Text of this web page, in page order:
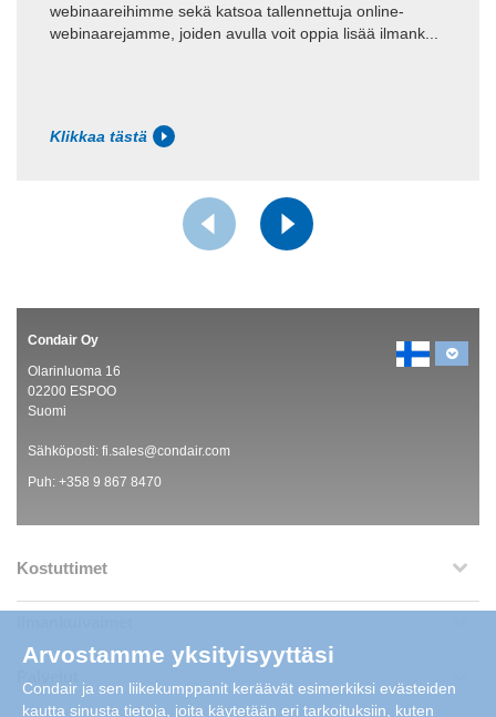
webinaareihimme sekä katsoa tallennettuja online-
webinaarejamme, joiden avulla voit oppia lisää ilmank...
Klikkaa tästä
Condair Oy
Olarinluoma 16
02200 ESPOO
Suomi
Sähköposti: fi.sales@condair.com
Puh: +358 9 867 8470
Kostuttimet
Arvostamme yksityisyyttäsi
Condair ja sen liikekumppanit keräävät esimerkiksi evästeiden
kautta sinusta tietoja, joita käytetään eri tarkoituksiin, kuten